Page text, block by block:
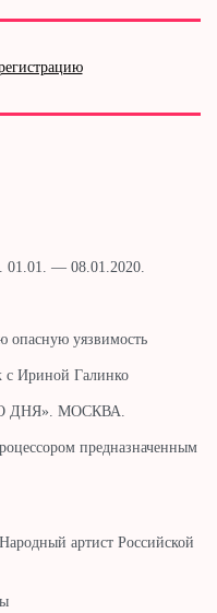
01.01. — 08.01.2020.
опасную уязвимость
с Ириной Галинко
ДНЯ». МОСКВА.
предназначенным
артист Российской